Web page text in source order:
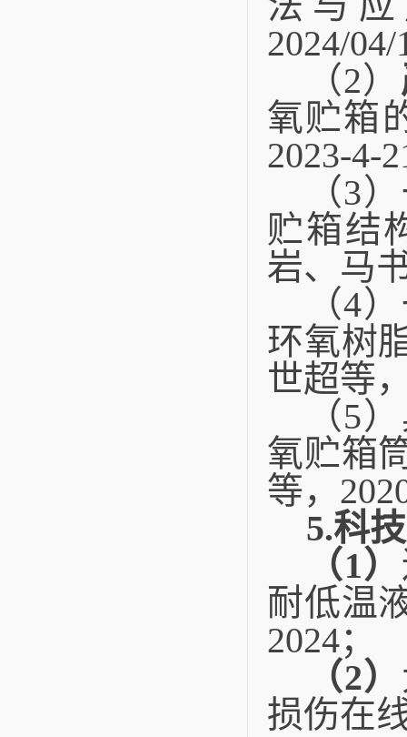
2024/04/
（2）
氧贮箱
2023-4-
（3
贮箱结
岩、马
（4
环氧树
世超等
（5
氧贮箱
等，
5.科
（1）
耐低温
2024；
（2）
损伤在